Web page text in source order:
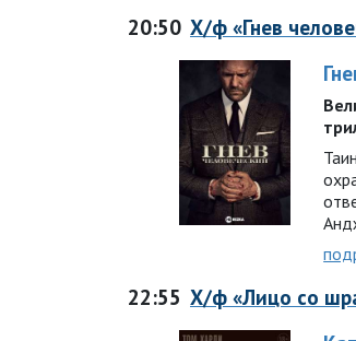
20:50 Х/ф «Гнев
22:55 Х/ф «Лицо со